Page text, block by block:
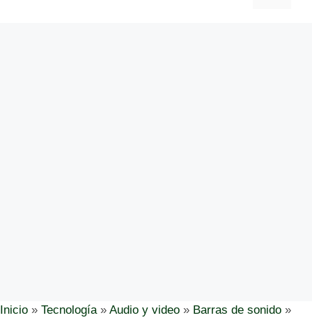
Inicio » Tecnología» Audio y video » Barras de sonido »